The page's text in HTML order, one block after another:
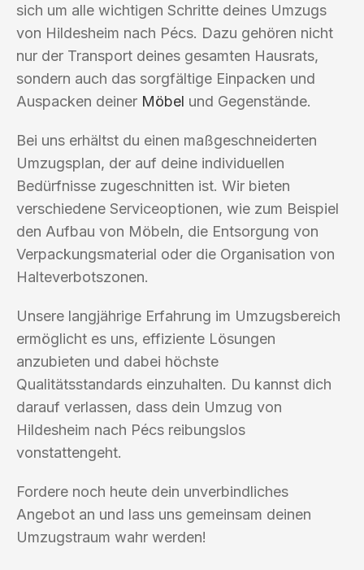
sich um alle wichtigen Schritte deines Umzugs
von Hildesheim nach Pécs. Dazu gehören nicht
nur der Transport deines gesamten Hausrats,
sondern auch das sorgfältige Einpacken und
Auspacken deiner Möbel und Gegenstände.
Bei uns erhältst du einen maßgeschneiderten
Umzugsplan, der auf deine individuellen
Bedürfnisse zugeschnitten ist. Wir bieten
verschiedene Serviceoptionen, wie zum Beispiel
den Aufbau von Möbeln, die Entsorgung von
Verpackungsmaterial oder die Organisation von
Halteverbotszonen.
Unsere langjährige Erfahrung im Umzugsbereich
ermöglicht es uns, effiziente Lösungen
anzubieten und dabei höchste
Qualitätsstandards einzuhalten. Du kannst dich
darauf verlassen, dass dein Umzug von
Hildesheim nach Pécs reibungslos
vonstattengeht.
Fordere noch heute dein unverbindliches
Angebot an und lass uns gemeinsam deinen
Umzugstraum wahr werden!